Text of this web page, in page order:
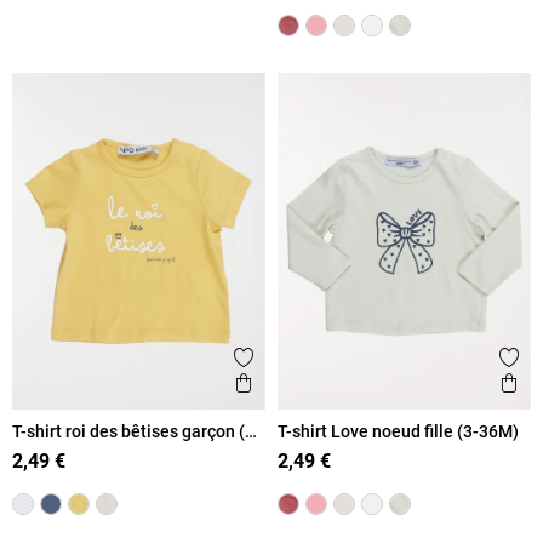
Ajouter aux favoris
Aperçu rapide
T-shirt roi des bêtises garçon (3-
36M)
2,49 €
T-shirt Love noeud fille (3-36M)
2,49 €